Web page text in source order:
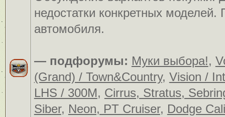
недостатки конкретных
автомобиля.
— подфорумы: Муки выбора!,
(Grand) / Town&Country, Vision /
LHS / 300M, Cirrus, Stratus,
Siber, Neon, PT Cruiser, Dodge